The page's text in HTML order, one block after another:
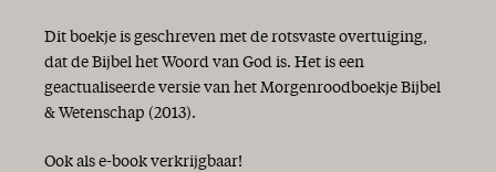
Dit boekje is geschreven met de rotsvaste overtuiging,
dat de Bijbel het Woord van God is. Het is een
geactualiseerde versie van het Morgenroodboekje Bijbel
& Wetenschap (2013).
Ook als e-book verkrijgbaar!